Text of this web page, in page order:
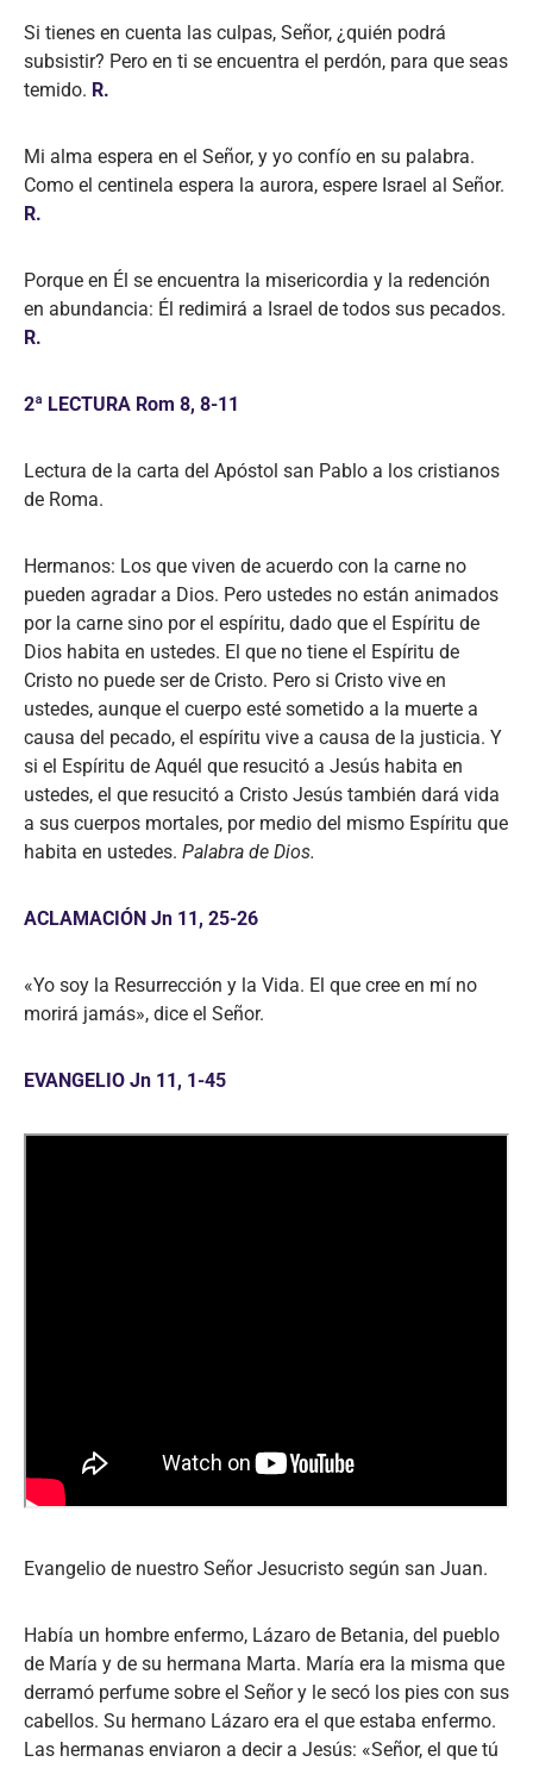
Si tienes en cuenta las culpas, Señor, ¿quién podrá
subsistir? Pero en ti se encuentra el perdón, para que seas
temido. R.
Mi alma espera en el Señor, y yo confío en su palabra.
Como el centinela espera la aurora, espere Israel al Señor.
R.
Porque en Él se encuentra la misericordia y la redención
en abundancia: Él redimirá a Israel de todos sus pecados.
R.
2ª LECTURA Rom 8, 8-11
Lectura de la carta del Apóstol san Pablo a los cristianos
de Roma.
Hermanos: Los que viven de acuerdo con la carne no
pueden agradar a Dios. Pero ustedes no están animados
por la carne sino por el espíritu, dado que el Espíritu de
Dios habita en ustedes. El que no tiene el Espíritu de
Cristo no puede ser de Cristo. Pero si Cristo vive en
ustedes, aunque el cuerpo esté sometido a la muerte a
causa del pecado, el espíritu vive a causa de la justicia. Y
si el Espíritu de Aquél que resucitó a Jesús habita en
ustedes, el que resucitó a Cristo Jesús también dará vida
a sus cuerpos mortales, por medio del mismo Espíritu que
habita en ustedes. Palabra de Dios.
ACLAMACIÓN Jn 11, 25-26
«Yo soy la Resurrección y la Vida. El que cree en mí no
morirá jamás», dice el Señor.
EVANGELIO Jn 11, 1-45
Evangelio de nuestro Señor Jesucristo según san Juan.
Había un hombre enfermo, Lázaro de Betania, del pueblo
de María y de su hermana Marta. María era la misma que
derramó perfume sobre el Señor y le secó los pies con sus
cabellos. Su hermano Lázaro era el que estaba enfermo.
Las hermanas enviaron a decir a Jesús: «Señor, el que tú